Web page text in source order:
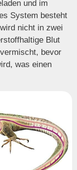
und im
System besteht
nicht in zwei
Blut
bevor
was einen